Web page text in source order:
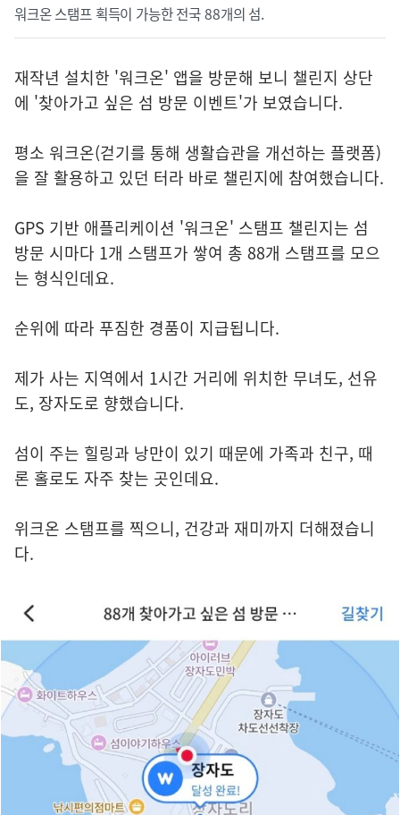
워크온 스탬프 획득이 가능한 전국 88개의 섬.
재작년 설치한 '워크온' 앱을 방문해 보니 챌린지 상단
에 '찾아가고 싶은 섬 방문 이벤트'가 보였습니다.
평소 워크온(걷기를 통해 생활습관을 개선하는 플랫폼)
을 잘 활용하고 있던 터라 바로 챌린지에 참여했습니다.
GPS 기반 애플리케이션 '워크온' 스탬프 챌린지는 섬
방문 시마다 1개 스탬프가 쌓여 총 88개 스탬프를 모으
는 형식인데요.
순위에 따라 푸짐한 경품이 지급됩니다.
제가 사는 지역에서 1시간 거리에 위치한 무녀도, 선유
도, 장자도로 향했습니다.
섬이 주는 힐링과 낭만이 있기 때문에 가족과 친구, 때
론 홀로도 자주 찾는 곳인데요.
위크온 스탬프를 찍으니, 건강과 재미까지 더해졌습니
다.